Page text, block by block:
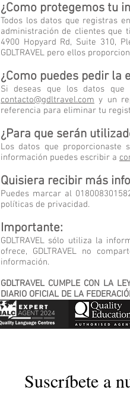
¿Como protegemos tu
Todos los datos que registras
administración de clientes que
4900 Hopyard Rd, Suite 310,
GDLTRAVEL pero ellos
¿Como puedes pedir la
Si deseas que los datos que
contacto@gdltravel.com y un
referencia para eliminar tu
¿Para que serán
Los datos que
información puedes escribir a
Quisiera recibir más
Puedes marcar al
políticas de privacidad.
Importante:
GDLTRAVEL sólo utiliza la
ofrece, GDLTRAVEL no
información.
GDLTRAVEL CUMPLE CON LA
DIARIO OFICIAL DE LA
Suscríbete a